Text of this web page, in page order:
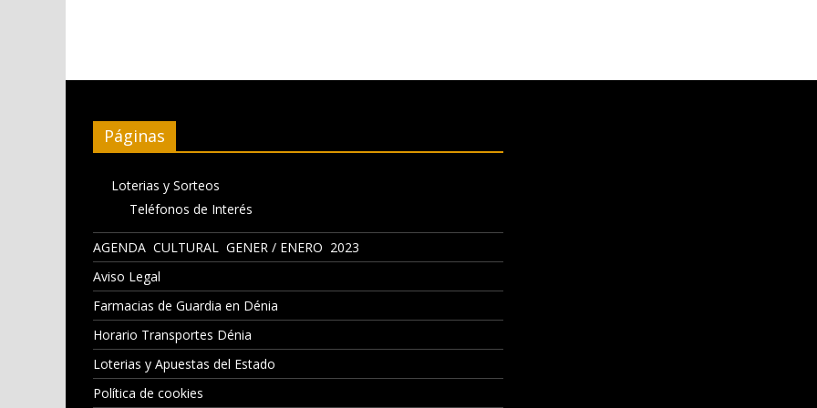
Páginas
Loterias y Sorteos
Teléfonos de Interés
AGENDA CULTURAL GENER / ENERO 2023
Aviso Legal
Farmacias de Guardia en Dénia
Horario Transportes Dénia
Loterias y Apuestas del Estado
Política de cookies